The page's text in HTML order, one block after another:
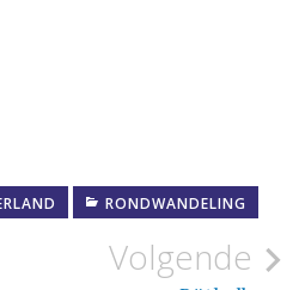
RONDWANDELING
Volgende